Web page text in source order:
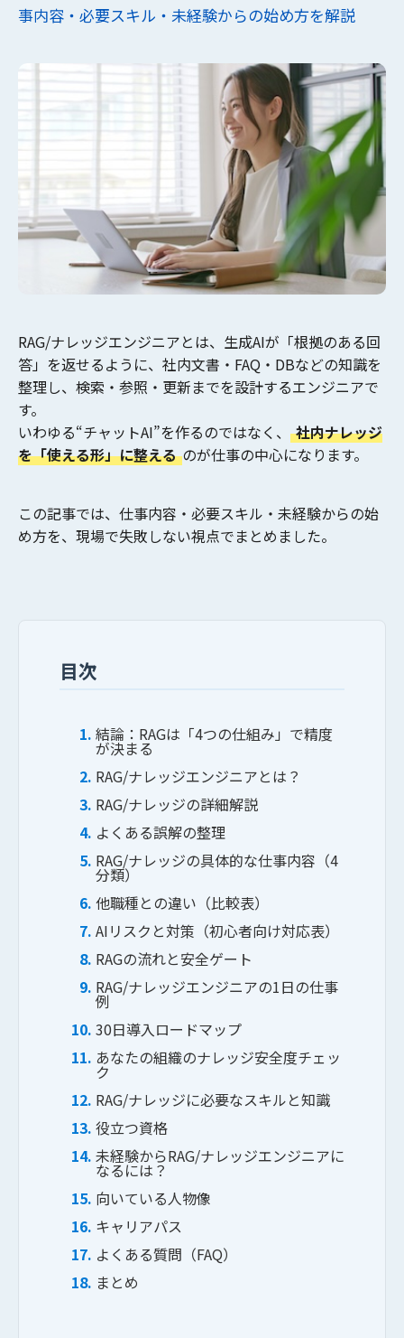
会社概要
事業内容
実績紹介
採用情報
ニュース
ブログ
AI顧問
事内容・必要スキル・未経験からの始め方を解説
RAG/ナレッジエンジニアとは、生成AIが 「根拠のある回
答」 を返せるように、社内文書・FAQ・DBなどの知識を
整理し、検索・参照・更新までを設計するエンジニアで
す。
いわゆる“チャットAI”を作るのではなく、
社内ナレッジ
を「使える形」に整える のが仕事の中心になります。
この記事では、 仕事内容・必要スキル・未経験からの始
め方を、現場で失敗しない視点でまとめました。
目次
結論：RAGは「4つの仕組み」で精度
が決まる
RAG/ナレッジエンジニアとは？
RAG/ナレッジの詳細解説
よくある誤解の整理
RAG/ナレッジの具体的な仕事内容（4
分類）
他職種との違い（比較表）
AIリスクと対策（初心者向け対応表）
RAGの流れと安全ゲート
RAG/ナレッジエンジニアの1日の仕事
例
30日導入ロードマップ
あなたの組織のナレッジ安全度チェッ
ク
RAG/ナレッジに必要なスキルと知識
役立つ資格
未経験からRAG/ナレッジエンジニアに
なるには？
向いている人物像
キャリアパス
よくある質問（FAQ）
まとめ